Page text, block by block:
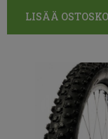
LISÄÄ